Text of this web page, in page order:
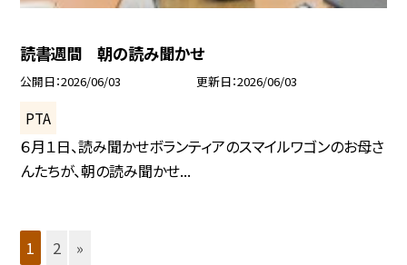
読書週間 朝の読み聞かせ
公開日 2026/06/03 更新日 2026/06/03
PTA
６月１日、読み聞かせボランティアのスマイルワゴンのお母さ
んたちが、朝の読み聞かせ...
1 2 »